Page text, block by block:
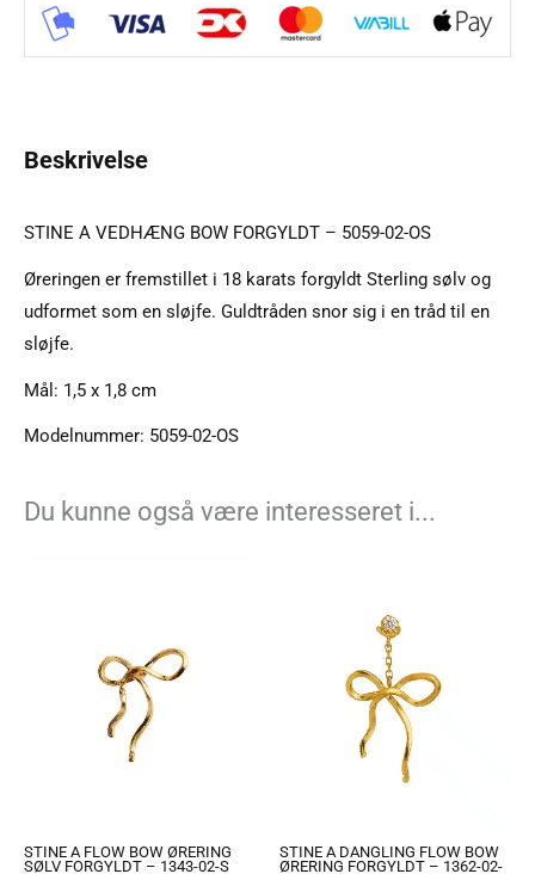
Beskrivelse
STINE A VEDHÆNG BOW FORGYLDT – 5059-02-OS
Øreringen er fremstillet i 18 karats forgyldt Sterling sølv og
udformet som en sløjfe. Guldtråden snor sig i en tråd til en
sløjfe.
Mål: 1,5 x 1,8 cm
Modelnummer: 5059-02-OS
Du kunne også være interesseret i...
STINE A FLOW BOW ØRERING
SØLV FORGYLDT – 1343-02-S
STINE A DANGLING FLOW BOW
ØRERING FORGYLDT – 1362-02-